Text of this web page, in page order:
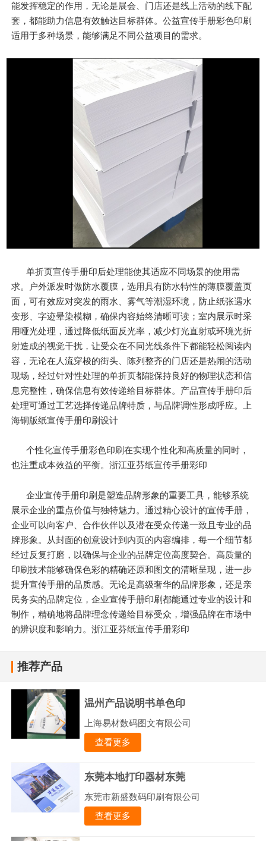
能发挥稳定的作用，无论是展会、门店还是线上活动的线下配
套，都能助力信息有效触达目标群体。公益宣传手册彩色印刷
适用于多种场景，能够满足不同公益项目的需求。
单折页宣传手册印后处理能使其适应不同场景的使用需
求。户外派发时做防水覆膜，选用具有防水特性的薄膜覆盖页
面，可有效应对突发的雨水、雾气等潮湿环境，防止纸张遇水
变形、字迹晕染模糊，确保内容始终清晰可读；室内展示时采
用哑光处理，通过降低纸面反光率，减少灯光直射或环境光折
射造成的视觉干扰，让受众在不同光线条件下都能轻松阅读内
容，无论在人流穿梭的街头、陈列整齐的门店还是热闹的活动
现场，经过针对性处理的单折页都能保持良好的物理状态和信
息完整性，确保信息有效传递给目标群体。产品宣传手册印后
处理可通过工艺选择传递品牌特质，与品牌调性形成呼应。上
海铜版纸宣传手册印刷设计
个性化宣传手册彩色印刷在实现个性化和高质量的同时，
也注重成本效益的平衡。浙江亚芬纸宣传手册彩印
企业宣传手册印刷是塑造品牌形象的重要工具，能够系统
展示企业的重点价值与独特魅力。通过精心设计的宣传手册，
企业可以向客户、合作伙伴以及潜在受众传递一致且专业的品
牌形象。从封面的创意设计到内页的内容编排，每一个细节都
经过反复打磨，以确保与企业的品牌定位高度契合。高质量的
印刷技术能够确保色彩的精确还原和图文的清晰呈现，进一步
提升宣传手册的品质感。无论是高级奢华的品牌形象，还是亲
民务实的品牌定位，企业宣传手册印刷都能通过专业的设计和
制作，精确地将品牌理念传递给目标受众，增强品牌在市场中
的辨识度和影响力。浙江亚芬纸宣传手册彩印
推荐产品
温州产品说明书单色印
上海易材数码图文有限公司
查看更多
东莞本地打印器材东莞
东莞市新盛数码印刷有限公司
查看更多